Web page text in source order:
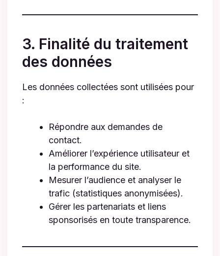
3. Finalité du traitement
des données
Les données collectées sont utilisées pour
:
Répondre aux demandes de
contact.
Améliorer l’expérience utilisateur et
la performance du site.
Mesurer l’audience et analyser le
trafic (statistiques anonymisées).
Gérer les partenariats et liens
sponsorisés en toute transparence.